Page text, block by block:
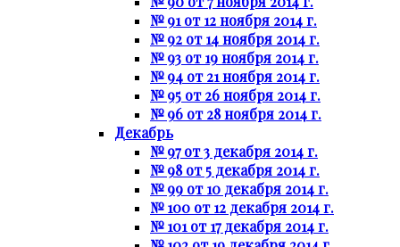
№ 91 от 12 ноября 2014 г.
№ 92 от 14 ноября 2014 г.
№ 93 от 19 ноября 2014 г.
№ 94 от 21 ноября 2014 г.
№ 95 от 26 ноября 2014 г.
№ 96 от 28 ноября 2014 г.
Декабрь
№ 97 от 3 декабря 2014 г.
№ 98 от 5 декабря 2014 г.
№ 99 от 10 декабря 2014 г.
№ 100 от 12 декабря 2014 г.
№ 101 от 17 декабря 2014 г.